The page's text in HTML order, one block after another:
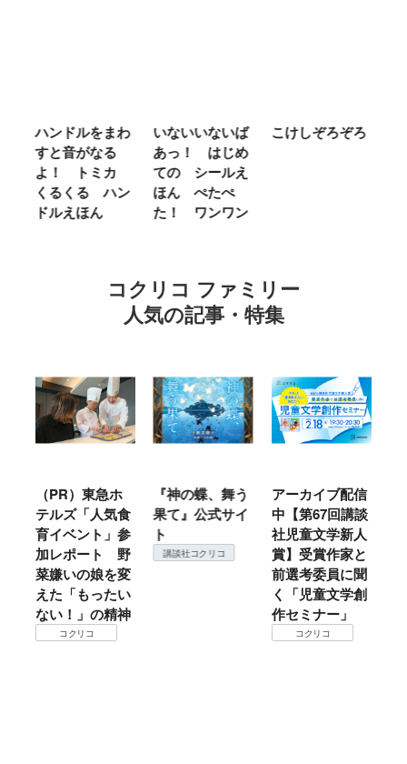
ハンドルをまわ
すと音がなる
よ！ トミカ
くるくる ハン
ドルえほん
いないいないば
あっ！ はじめ
ての シールえ
ほん ぺたぺ
た！ ワンワン
こけしぞろぞろ
コクリコ ファミリー
人気の記事・特集
（PR）東急ホ
テルズ「人気食
育イベント」参
加レポート 野
菜嫌いの娘を変
えた「もったい
ない！」の精神
コクリコ
『神の蝶、舞う
果て』公式サイ
ト
講談社コクリコ
アーカイブ配信
中【第67回講談
社児童文学新人
賞】受賞作家と
前選考委員に聞
く「児童文学創
作セミナー」
コクリコ